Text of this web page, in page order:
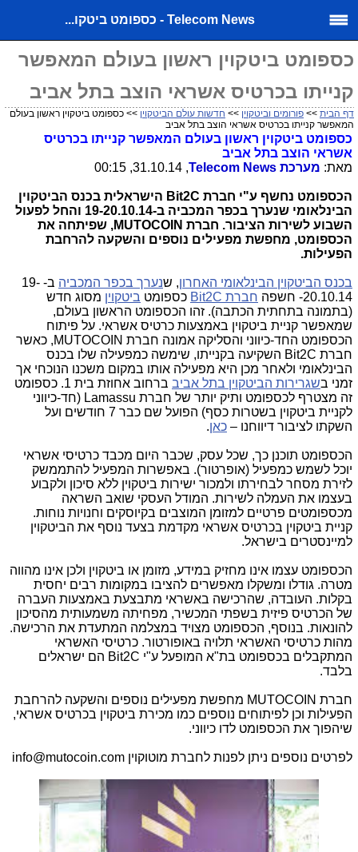
Telecom News - כספומט ביטקו...
כספומט ביטקוין ראשון בעולם המאפשר
קנייתו בכרטיס אשראי הוצב בתל אביב
דף הבית >> פורומים וביטקוין >> חדשות עולם הביטקוין >> כספומט ביטקוין ראשון בעולם
המאפשר קנייתו בכרטיס אשראי הוצב בתל אביב
כספומט ביטקוין ראשון בעולם המאפשר קנייתו בכרטיס
אשראי הוצב בתל אביב
מאת: מערכת Telecom News
, 31.10.14, 00:15
הכספומט נחשף ע"י חברת Bit2C הישראלית בכנס הביטקוין
הבינלאומי שנערך בכפר המכביה ב-19-20.10.14 והחל לפעול
השבוע לשירות הציבור. חברת MUTOCOIN, שפיתחה את
הכספומט, מחפשת מפעילים נוספים והשקעה להרחבת
הפעילות.
בכנס הביטקוין הבינלאומי האחרון, שנערך בכפר המכביה
ב- 19-
20.10.14- חשפה
חברת Bit2C כספומט ביטקוין מסוג חדש
(בתמונה בתחתית הכתבה). זהו הכספומט הראשון בעולם,
שמאפשר קניית ביטקוין באמצעות כרטיס אשראי. על פיתוח
הכספומט החד-כיווני והסליקה אמונה חברת MUTOCOIN, כאשר
חברת Bit2C השקיעה בקנייתו, שימשה כמפעילה שלו בכנס
הבינלאומי ולאחר מכן היא מפעילה אותו במקום משכנו הנוכחי אך
זמני בשגרירות הביטקוין בתל אביב
ברחוב אחוזת בית 1. כספומט
זה מצטרף לכספומט ותיק יותר של חברת Lamassu (חד-כיווני
לקניית ביטקוין בשטרות כסף) הפועל שם כבר 7 חודשים ועל
השקתו לציבור דיווחנו – כאן.
הכספומט תוכנן כך, שכל עסק, שכבר היום מכבד כרטיסי אשראי
יוכל לשמש כמפעיל (אופרטור). באפשרות המפעיל להתממשק
לזירת מסחר לבחירתו ולמכור ישירות ביטקוין ללא סיכון ולקבוע
בעצמו את העמלה לשירות. המודל העסקי שואב השראה
מכספומטים פרטיים למזומן המוצבים בקיוסקים וחנויות נוחות.
קניית ביטקוין בכרטיס אשראי מקדמת בצעד נוסף את הביטקוין
למיינסטרים בישראל.
הכספומט עצמו אינו מחזיק במידע, מזומן או ביטקוין ולכן אינו מהווה
מטרה. גודלו ומשקלו מאפשרים להציבו במקומות רבים יחסית
בקלות. העובדה, שהרכישה באשראי מתבצעת באמצעות העברה
של הכרטיס פיזית בשפתי המכשיר, מפחיתה משמעותית מהסיכון
להונאות. בנוסף, הכספומט מצויד במצלמה המתעדת את הרכישה.
מהות כרטיסי האשראי תלויה באופורטור. כרטיסי האשראי
המתקבלים בכספומט בת"א המופעל ע"י Bit2C הם ישראלים
בלבד.
חברת MUTOCOIN מחפשת מפעילים נוספים והשקעה להרחבת
הפעילות וכן לפיתוחים נוספים כמו מכירת ביטקוין בכרטיס אשראי,
שיהפוך את הכספומט לדו כיווני.
לפרטים נוספים ניתן לפנות לחברת מוטוקוין info@mutocoin.com